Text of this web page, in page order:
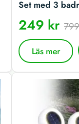
Set med 3
249 kr
Läs mer